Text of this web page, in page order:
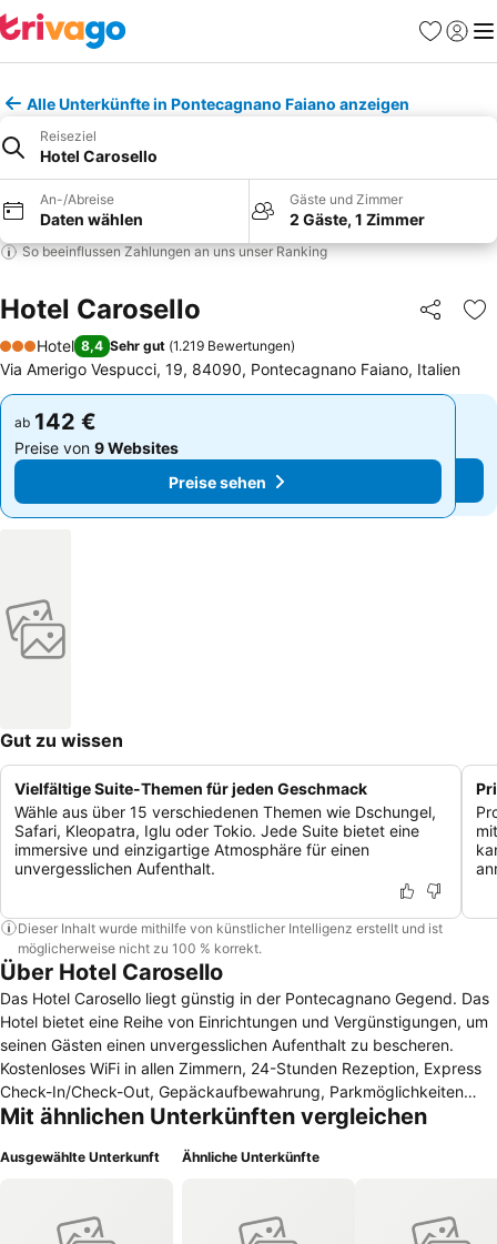
Favoriten
Alle Unterkünfte in Pontecagnano Faiano anzeigen
Reiseziel
Hotel Carosello
An-/Abreise
Daten wählen
Gäste und Zimmer
2 Gäste, 1 Zimmer
So beeinflussen Zahlungen an uns unser Ranking
Hotel Carosello Teilen
3 Sterne
Hotel 8,4 Sehr gut (1.219 Bewertungen)
Via Amerigo Vespucci, 19, 84090, Pontecagnano Faiano, Italien
ab 142 €
Preise von 9 Websites
Preise sehen
ab 142 €
Preise von 9 Websites
Preise sehen
Gut zu wissen
Vielfältige Suite-Themen für jeden Geschmack
Wähle aus über 15 verschiedenen Themen wie Dschungel,
Safari, Kleopatra, Iglu oder Tokio. Jede Suite bietet eine
immersive und einzigartige Atmosphäre für einen
unvergesslichen Aufenthalt.
Dieser Inhalt wurde mithilfe von künstlicher Intelligenz erstellt und ist
möglicherweise nicht zu 100 % korrekt.
Über Hotel Carosello
Das Hotel Carosello liegt günstig in der Pontecagnano Gegend. Das
Hotel bietet eine Reihe von Einrichtungen und Vergünstigungen, um
seinen Gästen einen unvergesslichen Aufenthalt zu bescheren.
Kostenloses WiFi in allen Zimmern, 24-Stunden Rezeption, Express
Check-In/Check-Out, Gepäckaufbewahrung, Parkmöglichkeiten
sind auf der Liste der Sachen die Gäste genießen können. Jedes
praktische Annehmlichkeiten. Profitieren Sie von den
Nähe zu allem was Pontecagnano zu bieten hat sind nur einige
Mit ähnlichen Unterkünften vergleichen
Ausgewählte Unterkunft Ähnliche Unterkünfte